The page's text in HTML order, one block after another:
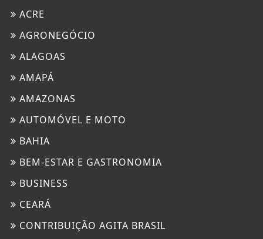
ACRE
AGRONEGÓCIO
ALAGOAS
AMAPÁ
AMAZONAS
AUTOMÓVEL E MOTO
BAHIA
BEM-ESTAR E GASTRONOMIA
BUSINESS
CEARÁ
CONTRIBUIÇÃO AGITA BRASIL